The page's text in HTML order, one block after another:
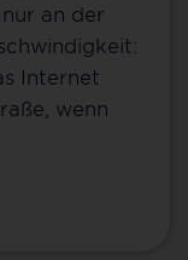
an der
Internet
wenn